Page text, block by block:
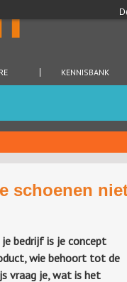
KENNISBANK
schoenen
bedrijf is je concept
wie behoort tot de
vraag je, wat is het